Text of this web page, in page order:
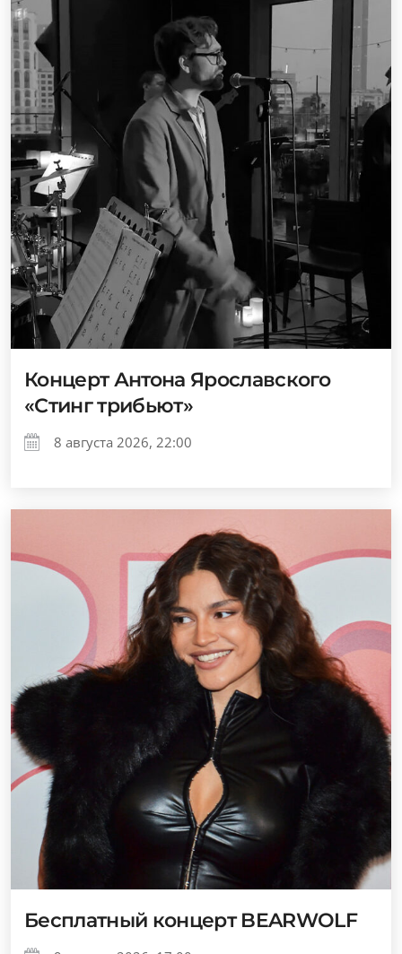
Концерт Антона Ярославского
«Стинг трибьют»
8 августа 2026, 22:00
Бесплатный концерт BEARWOLF